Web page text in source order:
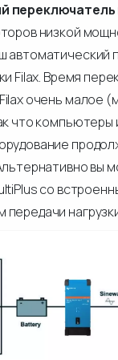
низкой
автоматический
Filax. Время
очень малое
что компьютеры
вы
со